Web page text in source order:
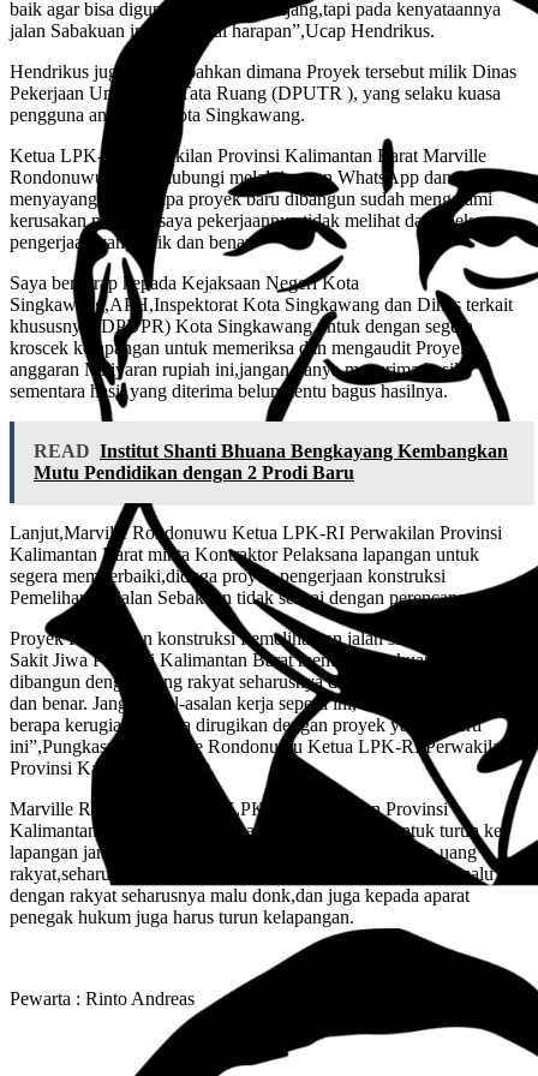
baik agar bisa digunakan jangka panjang,tapi pada kenyataannya
jalan Sabakuan ini tak sesuai harapan”,Ucap Hendrikus.
Hendrikus juga menambahkan dimana Proyek tersebut milik Dinas
Pekerjaan Umum dan Tata Ruang (DPUTR ), yang selaku kuasa
pengguna anggaran Kota Singkawang.
Ketua LPK-RI Perwakilan Provinsi Kalimantan Barat Marville
Rondonuwu saat di hubungi melalui pesan WhatsApp dan via tlp
menyayangkan kenapa proyek baru dibangun sudah mengalami
kerusakan menurut saya pekerjaannya tidak melihat dari spek
pengerjaan yang baik dan benar.
Saya berharap kepada Kejaksaan Negeri Kota
Singkawang,APH,Inspektorat Kota Singkawang dan Dinas terkait
khususnya (DPUPR) Kota Singkawang untuk dengan segera
kroscek kelapangan untuk memeriksa dan mengaudit Proyek
anggaran Miliyaran rupiah ini,jangan hanya menerima hasil
sementara hasil yang diterima belum tentu bagus hasilnya.
READ Institut Shanti Bhuana Bengkayang Kembangkan
Mutu Pendidikan dengan 2 Prodi Baru
Lanjut,Marville Rondonuwu Ketua LPK-RI Perwakilan Provinsi
Kalimantan Barat minta Kontraktor Pelaksana lapangan untuk
segera memperbaiki,diduga proyek pengerjaan konstruksi
Pemeliharaan jalan Sebakuan tidak sesuai dengan perencanaan.
Proyek Pengerjaan konstruksi Pemeliharaan jalan simpang Rumah
Sakit Jiwa Provinsi Kalimantan Barat menuju Sebakuan yang
dibangun dengan uang rakyat seharusnya dikerjakan dengan baik
dan benar. Jangan asal-asalan kerja seperti ini, Kalau kita lihat
berapa kerugian Negara dirugikan dengan proyek yang seperti
ini”,Pungkasnya Marville Rondonuwu Ketua LPK-RI Perwakilan
Provinsi Kalimantan Barat.
Marville Rondonuwu Ketua LPK-RI Perwakilan Provinsi
Kalimantan Barat berharap kepada Instansi terkait untuk turun ke
lapangan jangan hanya duduk-duduk dan di gaji dengan uang
rakyat,seharusnya bekerja secara profesional, apakah tidak malu
dengan rakyat seharusnya malu donk,dan juga kepada aparat
penegak hukum juga harus turun kelapangan.
Pewarta : Rinto Andreas